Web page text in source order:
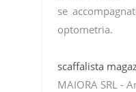
se
optometria.
scaffalista
MAIORA SRL -